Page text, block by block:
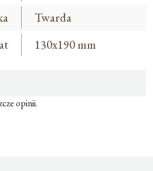
Twarda
130x190 mm
opinii.